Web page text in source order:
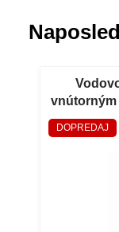
vnútorným
R
DOPREDAJ